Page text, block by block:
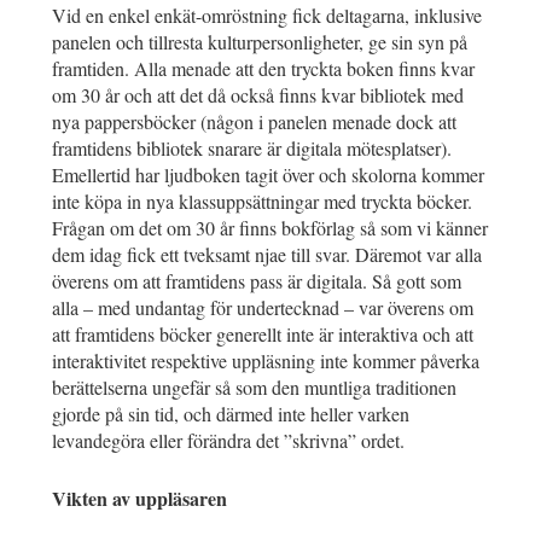
Vid en enkel enkät-omröstning fick deltagarna, inklusive
panelen och tillresta kulturpersonligheter, ge sin syn på
framtiden. Alla menade att den tryckta boken finns kvar
om 30 år och att det då också finns kvar bibliotek med
nya pappersböcker (någon i panelen menade dock att
framtidens bibliotek snarare är digitala mötesplatser).
Emellertid har ljudboken tagit över och skolorna kommer
inte köpa in nya klassuppsättningar med tryckta böcker.
Frågan om det om 30 år finns bokförlag så som vi känner
dem idag fick ett tveksamt njae till svar. Däremot var alla
överens om att framtidens pass är digitala. Så gott som
alla – med undantag för undertecknad – var överens om
att framtidens böcker generellt inte är interaktiva och att
interaktivitet respektive uppläsning inte kommer påverka
berättelserna ungefär så som den muntliga traditionen
gjorde på sin tid, och därmed inte heller varken
levandegöra eller förändra det ”skrivna” ordet.
Vikten av uppläsaren